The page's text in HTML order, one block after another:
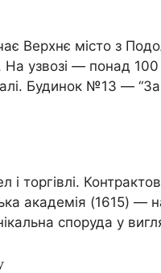
Верхнє місто з
узвозі — понад 100
Будинок №13 —
торгівлі.
академія (1615) —
споруда у